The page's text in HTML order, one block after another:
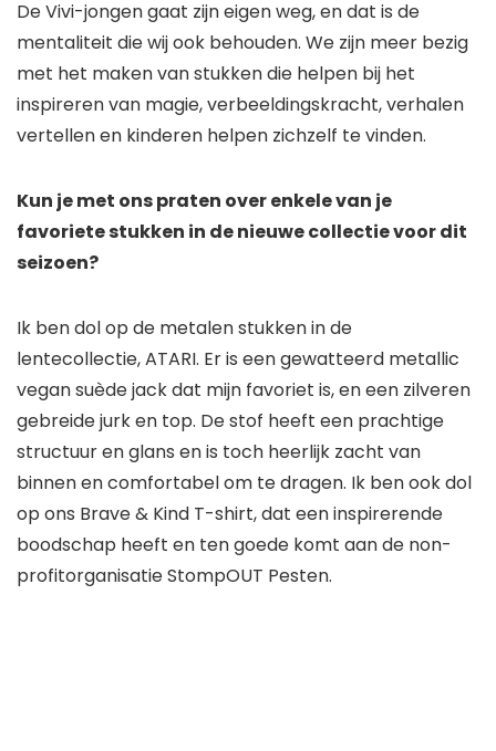
De Vivi-jongen gaat zijn eigen weg, en dat is de
mentaliteit die wij ook behouden. We zijn meer bezig
met het maken van stukken die helpen bij het
inspireren van magie, verbeeldingskracht, verhalen
vertellen en kinderen helpen zichzelf te vinden.
Kun je met ons praten over enkele van je
favoriete stukken in de nieuwe collectie voor dit
seizoen?
Ik ben dol op de metalen stukken in de
lentecollectie, ATARI. Er is een gewatteerd metallic
vegan suède jack dat mijn favoriet is, en een zilveren
gebreide jurk en top. De stof heeft een prachtige
structuur en glans en is toch heerlijk zacht van
binnen en comfortabel om te dragen. Ik ben ook dol
op ons Brave & Kind T-shirt, dat een inspirerende
boodschap heeft en ten goede komt aan de non-
profitorganisatie StompOUT Pesten.